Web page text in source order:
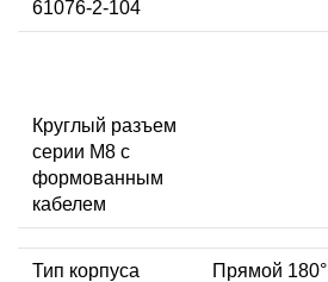
61076-2-104
Круглый разъем
серии M8 с
формованным
кабелем
Тип корпуса Прямой 180°